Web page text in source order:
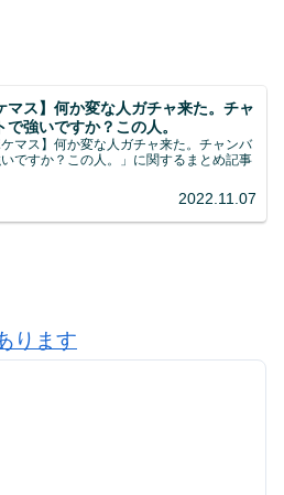
マス】何か変な人ガチャ来た。チャ
で強いですか？この人。
ケマス】何か変な人ガチャ来た。チャンバ
いですか？この人。」に関するまとめ記事
2022.11.07
ります